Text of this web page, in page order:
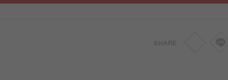
0.30-0.45ct HKD 4,700
SHARE